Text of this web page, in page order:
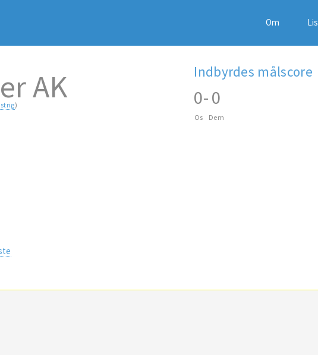
Om
AK
)
Indbyrdes målscore
0
Os
-0
Dem